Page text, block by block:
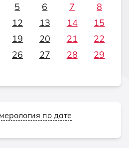
5 6 7
8
12 13 14
15
19 20 21
22
26 27 28
29
по дате